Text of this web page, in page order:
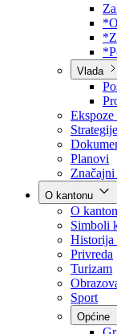
Vlada
Ekspoze
Strategije
Planovi
Značajni
O kantonu
O kantonu
Simboli
Historija
Privreda
Turizam